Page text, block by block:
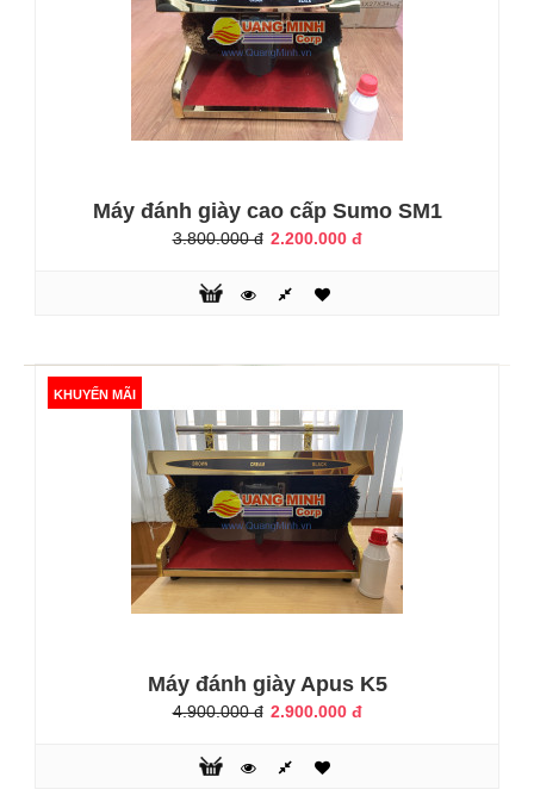
Máy đánh giày cao cấp Sumo SM1
Máy đánh giày là những thiết bị thông minh dùng để làm
sạch những chiếc giày bị dính bẩn, làm mới những chiếc
giày đã cũ. Sự ra đời của máy đánh giày tự động tiên tiến
dường như đã góp phần thúc đẩy và hoàn thiện quá trình
nâng cao chất lượng cuộc sống. Được thiết kế bắt mắt với
những ưu điểm vượt trội, máy đánh giày cao cấp Sumo
SM1 là sản phẩm đư..
Máy đánh giày cao cấp Sumo SM1
3.800.000 đ 2.200.000 đ
KHUYẾN MÃI
Máy đánh giày Apus K5
4.900.000 đ 2.900.000 đ